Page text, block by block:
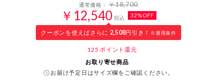
通常価格：￥18,700
￥12,540 税込 32%OFF
クーポンを使えばさらに 2,508円引き！ ※適用条件
125 ポイント還元
お取り寄せ商品
お届け予定日はサイズ欄をご確認ください。